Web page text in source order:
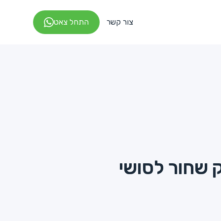
צור קשר התחל צאט
שחור לסושי